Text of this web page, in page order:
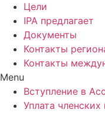
Цели
IPA предлагает
Документы
Контакты
Контакты
Menu
Вступление в
Уплата членских